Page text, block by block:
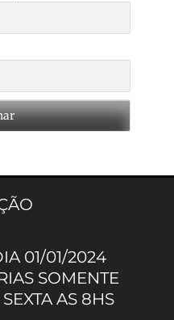
01/01/2024
SOMENTE
AS 8HS